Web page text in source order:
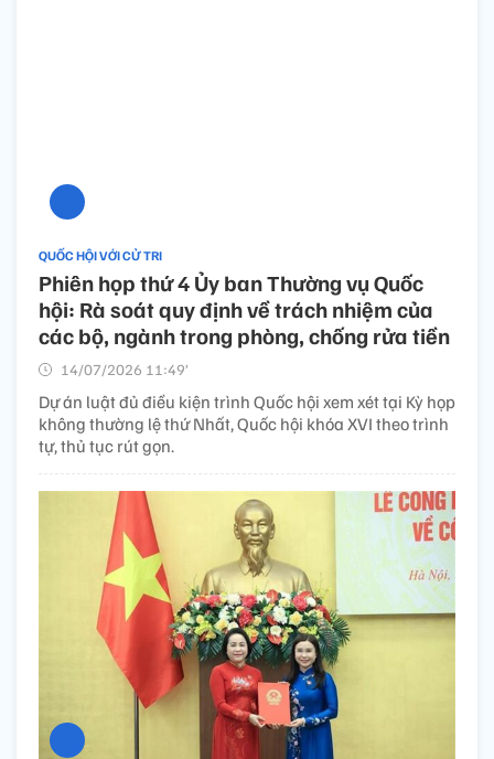
QUỐC HỘI VỚI CỬ TRI
Phiên họp thứ 4 Ủy ban Thường vụ Quốc
hội: Rà soát quy định về trách nhiệm của
các bộ, ngành trong phòng, chống rửa tiền
14/07/2026 11:49’
Dự án luật đủ điều kiện trình Quốc hội xem xét tại Kỳ họp
không thường lệ thứ Nhất, Quốc hội khóa XVI theo trình
tự, thủ tục rút gọn.